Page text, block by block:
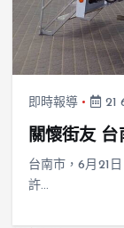
即時報導 21
關懷街友
台南市，6月21
許…